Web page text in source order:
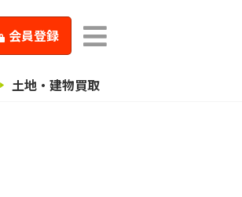
会員登録
土地・建物買取